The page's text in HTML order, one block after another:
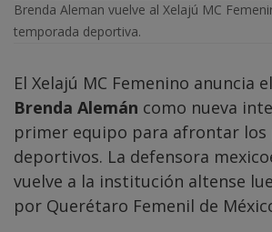
Brenda Aleman vuelve al Xelajú MC
temporada deportiva.
El Xelajú MC Femenino anuncia
Brenda Alemán como nueva
primer equipo para afrontar
deportivos. La defensora
vuelve a la institución altense
por Querétaro Femenil de